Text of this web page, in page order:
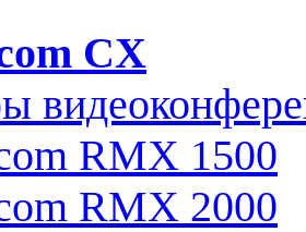
CX
RMX 1500
RMX 2000